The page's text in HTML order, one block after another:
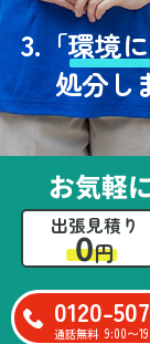
3. 「環境に
処分し
お気軽
出張見積り
0円
0120-
通話無料 9:00〜